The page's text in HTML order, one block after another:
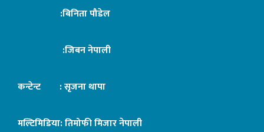
:बिनिता पौडेल
:जिबन नेपाली
कन्टेन्ट : सृजना थापा
मल्टिमिडिया: तिमोफी मिजार नेपाली